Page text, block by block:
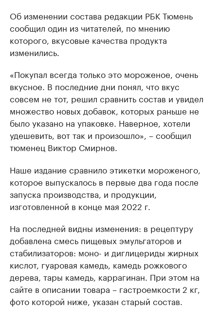
Об изменении состава редакции РБК Тюмень
сообщил один из читателей, по мнению
которого, вкусовые качества продукта
изменились.
«Покупал всегда только это мороженое, очень
вкусное. В последние дни понял, что вкус
совсем не тот, решил сравнить состав и увидел
множество новых добавок, которых раньше не
было указано на упаковке. Наверное, хотели
удешевить, вот так и произошло», – сообщил
тюменец Виктор Смирнов.
Наше издание сравнило этикетки мороженого,
которое выпускалось в первые два года после
запуска производства, и продукции,
изготовленной в конце мая 2022 г.
На последней видны изменения: в рецептуру
добавлена смесь пищевых эмульгаторов и
стабилизаторов: моно- и диглицериды жирных
кислот, гуаровая камедь, камедь рожкового
дерева, тары камедь, каррагинан. При этом на
сайте в описании товара – гастроемкости 2 кг,
фото которой ниже, указан старый состав.